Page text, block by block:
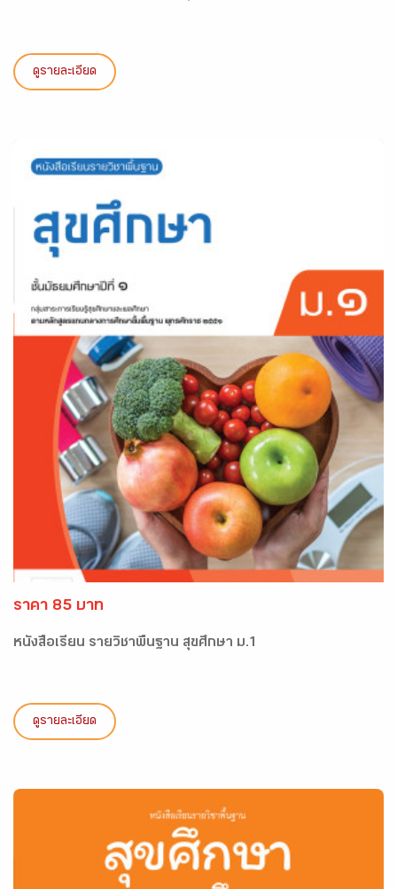
ดูรายละเอียด
ราคา 85 บาท
หนังสือเรียน รายวิชาพื้นฐาน สุขศึกษา ม.1
ดูรายละเอียด